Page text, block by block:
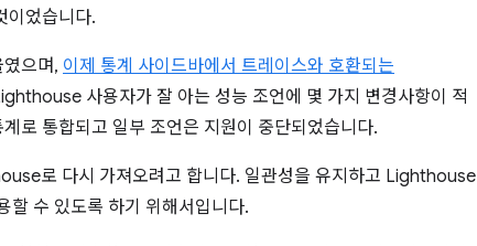
이었습니다.
으며, 이제 통계 사이드바에서 트레이스와 호환되는
사용자가 잘 아는 성능 조언에 몇 가지 변경사항이 적
로 통합되고 일부 조언은 지원이 중단되었습니다.
로 다시 가져오려고 합니다. 일관성을 유지하고 Lighthouse
할 수 있도록 하기 위해서입니다.